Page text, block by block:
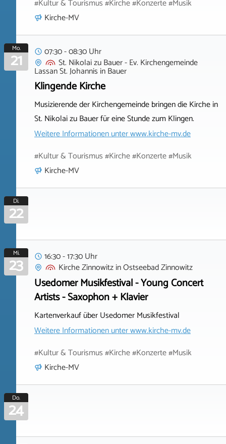
#Kultur & Tourismus #Kirche #Konzerte #Musik
Kirche-MV
Mo.
21
07:30 - 08:30 Uhr
St. Nikolai zu Bauer - Ev. Kirchengemeinde
Lassan St. Johannis inBauer
Klingende Kirche
Musizierende der Kirchengemeinde bringen die Kirche in
St. Nikolai zu Bauer für eine Stunde zum Klingen.
Weitere Informationen unterwww.kirche-mv.de
#Kultur & Tourismus #Kirche #Konzerte #Musik
Kirche-MV
Di.
22
Mi.
23
16:30 - 17:30 Uhr
Kirche ZinnowitzinOstseebad Zinnowitz
Usedomer Musikfestival - Young Concert
Artists - Saxophon + Klavier
Kartenverkauf über Usedomer Musikfestival
Weitere Informationen unterwww.kirche-mv.de
#Kultur & Tourismus #Kirche #Konzerte #Musik
Kirche-MV
Do.
24